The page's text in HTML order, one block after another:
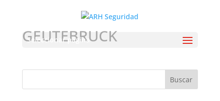
Seleccionar página
GEUTEBRUCK